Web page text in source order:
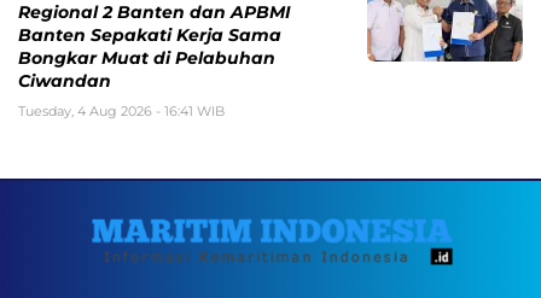
Regional 2 Banten dan APBMI
Banten Sepakati Kerja Sama
Bongkar Muat di Pelabuhan
Ciwandan
Tuesday, 4 Aug 2026 - 16:41 WIB